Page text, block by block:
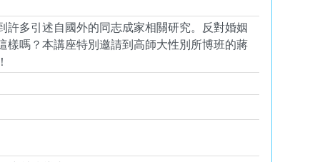
多引述自國外的同志成家相關研究。反對婚姻
嗎？本講座特別邀請到高師大性別所博班的蔣